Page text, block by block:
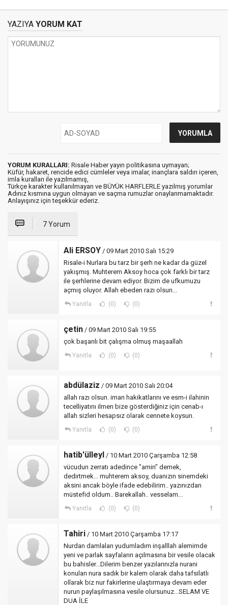
YAZIYA YORUM KAT
YORUM KURALLARI: Risale Haber yayın politikasına uymayan;
Küfür, hakaret, rencide edici cümleler veya imalar, inançlara saldırı içeren,
imla kuralları ile yazılmamış,
Türkçe karakter kullanılmayan ve BÜYÜK HARFLERLE yazılmış yorumlar
Adınız kısmına uygun olmayan ve saçma rumuzlar onaylanmamaktadır.
Anlayışınız için teşekkür ederiz.
7 Yorum
Ali ERSOY / 09 Mart 2010 Salı 15:29
Risale-i Nurlara bu tarz bir şerh ne kadar da güzel
yakışmış. Muhterem Aksoy hoca çok farklı bir tarz
ile şerhlerine devam ediyor. Bizim de ufkumuzu
açmış oluyor. Allah ebeden razı olsun...
Yanıtla (0) (0)
çetin / 09 Mart 2010 Salı 19:55
çok başarılı bit çalışma olmuş maşaallah
Yanıtla (0) (0)
abdülaziz / 09 Mart 2010 Salı 20:04
allah razı olsun. iman hakikatlarını ve esm-i ilahinin
tecelliyatını ilmen bize gösterdiğiniz için cenab-ı
allah sizleri hesapsız olarak cennete koysun.
Yanıtla (0) (0)
hatib'ülleyl / 10 Mart 2010 Çarşamba 12:58
vücudun zerratı adedince "amin" demek,
dedirtmek... muhterem aksoy, duanızın sinemdeki
aksini ancak böyle ifade edebilirim.. yazınızdan
müstefid oldum.. Barekallah.. vesselam...
Yanıtla (0) (0)
Tahiri / 10 Mart 2010 Çarşamba 17:17
Nurdan damlaları yudumladım inşalllah alemimde
yeni ve parlak sayfaların açılmasına bir vesile olacak
bu bahisler...Dilerim benzer yazılarınızla nurani
konuları nura sadık bir kalem olarak daha tafsilatlı
ollarak biz nur fakirlerine ulaştırmaya devam eder
nurun paylaşılmasına vesile olursunuz...SELAM VE
DUA İLE